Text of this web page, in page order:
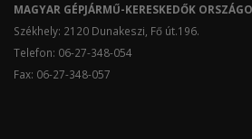
MAGYAR GÉPJÁRMŰ-KERESKEDŐK
Székhely: 2120 Dunakeszi, Fő út.196.
Telefon: 06-27-348-054
Fax: 06-27-348-057